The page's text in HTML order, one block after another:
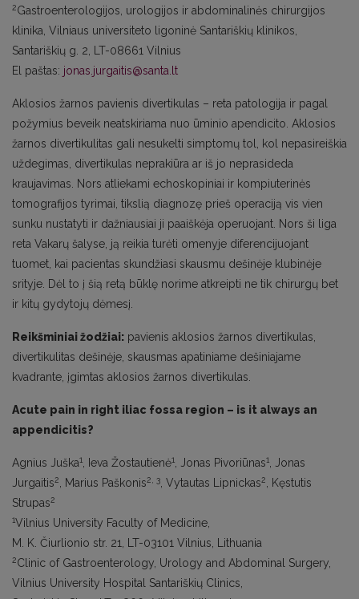
2Gastroenterologijos, urologijos ir abdominalinės chirurgijos
klinika, Vilniaus universiteto ligoninė Santariškių klinikos,
Santariškių g. 2, LT-08661 Vilnius
El paštas: jonas.jurgaitis@santa.lt
Aklosios žarnos pavienis divertikulas – reta patologija ir pagal
požymius beveik neatskiriama nuo ūminio apendicito. Aklosios
žarnos divertikulitas gali nesukelti simptomų tol, kol nepasireiškia
uždegimas, divertikulas neprakiūra ar iš jo neprasideda
kraujavimas. Nors atliekami echoskopiniai ir kompiuterinės
tomografijos tyrimai, tikslią diagnozę prieš operaciją vis vien
sunku nustatyti ir dažniausiai ji paaiškėja operuojant. Nors ši liga
reta Vakarų šalyse, ją reikia turėti omenyje diferencijuojant
tuomet, kai pacientas skundžiasi skausmu dešinėje klubinėje
srityje. Dėl to į šią retą būklę norime atkreipti ne tik chirurgų bet
ir kitų gydytojų dėmesį.
Reikšminiai žodžiai: pavienis aklosios žarnos divertikulas,
divertikulitas dešinėje, skausmas apatiniame dešiniajame
kvadrante, įgimtas aklosios žarnos divertikulas.
Acute pain in right iliac fossa region – is it always an
appendicitis?
Agnius Juška1 , Ieva Žostautienė1 , Jonas Pivoriūnas1
, Jonas
Jurgaitis2 , Marius Paškonis2, 3 , Vytautas Lipnickas2
, Kęstutis
Strupas2
1Vilnius University Faculty of Medicine,
M. K. Čiurlionio str. 21, LT-03101 Vilnius, Lithuania
2Clinic of Gastroenterology, Urology and Abdominal Surgery,
Vilnius University Hospital Santariškių Clinics,